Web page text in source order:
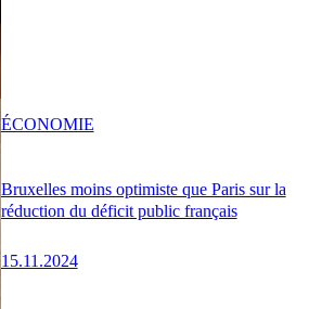
Bruxelles moins optimiste que Paris sur la
réduction du déficit public français
15.11.2024
ÉCONOMIE